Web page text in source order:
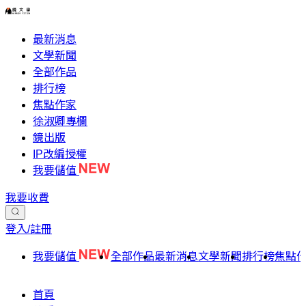
最新消息
文學新聞
全部作品
排行榜
焦點作家
徐淑卿專欄
鏡出版
IP改編授權
我要儲值
我要收費
登入/註冊
我要儲值 全部作品最新消息文學新聞排行榜焦點
首頁